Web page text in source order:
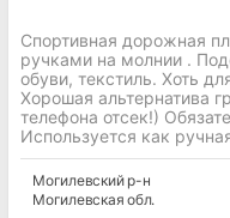
Спортивная дорожная
ручками на молнии .
обуви, текстиль. Хоть
Хорошая альтернатива
телефона отсек!)
Используется как
Могилевскийр-н
Могилевская обл.